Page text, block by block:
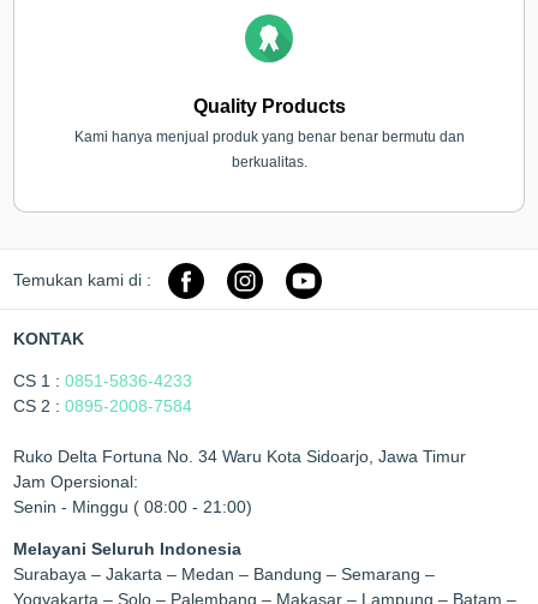
Quality Products
Kami hanya menjual produk yang benar benar bermutu dan
berkualitas.
Temukan kami di :
KONTAK
CS 1 :0851-5836-4233
CS 2 :0895-2008-7584
Ruko Delta Fortuna No. 34 Waru Kota Sidoarjo, Jawa Timur
Jam Opersional:
Senin - Minggu ( 08:00 - 21:00)
Melayani Seluruh Indonesia
Surabaya – Jakarta – Medan – Bandung – Semarang –
Yogyakarta – Solo – Palembang – Makasar – Lampung – Batam –